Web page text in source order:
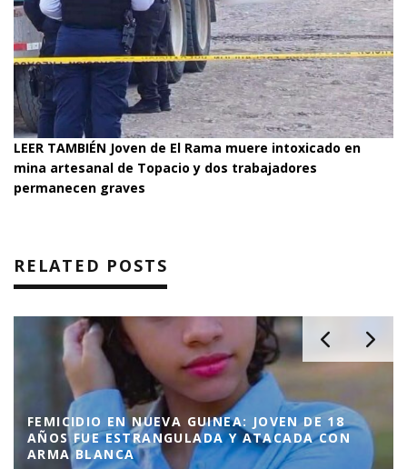
LEER TAMBIÉN Joven de El Rama muere intoxicado en
mina artesanal de Topacio y dos trabajadores
permanecen graves
RELATED POSTS
FEMICIDIO EN NUEVA GUINEA: JOVEN DE 18
AÑOS FUE ESTRANGULADA Y ATACADA CON
ARMA BLANCA